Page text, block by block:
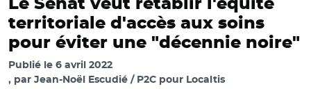
Le Sénat veut rétablir l'équité
territoriale d'accès aux soins
pour éviter une "décennie noire"
Publié le 6 avril 2022
par Jean-Noël Escudié / P2C pour Localtis